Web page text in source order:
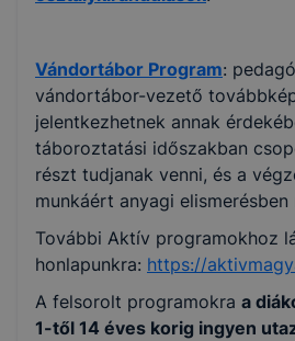
Vándortábor Program:
vándortábor-vezető
jelentkezhetnek annak
táboroztatási időszakban
részt tudjanak venni, és a
munkáért anyagi elismerésben
További Aktív programokhoz
honlapunkra: https://
A felsorolt programokra a
1-től 14 éves korig ingyen